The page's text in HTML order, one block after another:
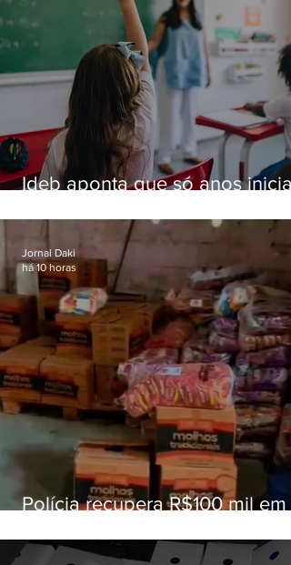
Ideb aponta que só anos
educação
Polícia recupera R$100 mil em
Fluminense
Jornal Daki
há 10 horas